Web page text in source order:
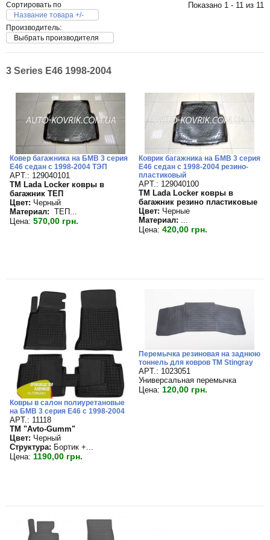
Сортировать по
Название товара +/-
Производитель:
Выбрать производителя
Показано 1 - 11 из 11
3 Series Е46 1998-2004
Ковер багажника на БМВ 3 серия
Е46 седан с 1998-2004 ТЭП
APT.: 129040101
TM Lada Locker ковры в
багажник ТЕП
Цвет: Черный
Материал: ТЕП...
Цена: 570,00 грн.
Коврик багажника на БМВ 3 серия
Е46 седан с 1998-2004 резино-
пластиковый
APT.: 129040100
TM Lada Locker ковры в
багажник резино пластиковые
Цвет: Черные
Материал:
Цена: 420,00 грн.
Ковры в салон полиуретановые
на БМВ 3 серия Е46 с 1998-2004
APT.: 11118
TM "Avto-Gumm"
Цвет: Черный
Структура: Бортик +...
Цена: 1190,00 грн.
Перемычка резиновая на заднюю
тоннель для ковров TM Stingray
APT.: 1023051
Универсальная перемычка
Цена: 120,00 грн.